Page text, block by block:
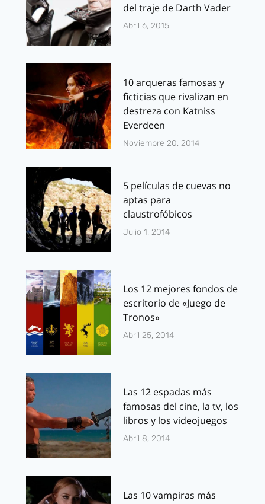
del traje de Darth Vader
Abril 6, 2015
10 arqueras famosas y
ficticias que rivalizan en
destreza con Katniss
Everdeen
Noviembre 20, 2014
5 películas de cuevas no
aptas para
claustrofóbicos
Julio 1, 2014
Los 12 mejores fondos de
escritorio de «Juego de
Tronos»
Abril 25, 2014
Las 12 espadas más
famosas del cine, la tv, los
libros y los videojuegos
Abril 8, 2014
Las 10 vampiras más